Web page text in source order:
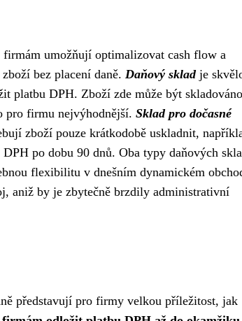
umožňují optimalizovat cash flow a
bez placení daně. Daňový skladje
platbu DPH. Zboží zde může být skladováno
pro firmu nejvýhodnější. Sklad pro dočasné
zboží pouze krátkodobě uskladnit,
po dobu 90 dnů. Oba typy daňových
flexibilitu v dnešním dynamickém
aniž by je zbytečně brzdily administrativní
představují pro firmy velkou příležitost, jak